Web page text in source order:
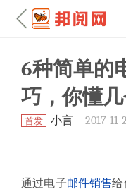
6种简单的
巧，你懂几
首发 小言 2017-11-
通过电子邮件销售给